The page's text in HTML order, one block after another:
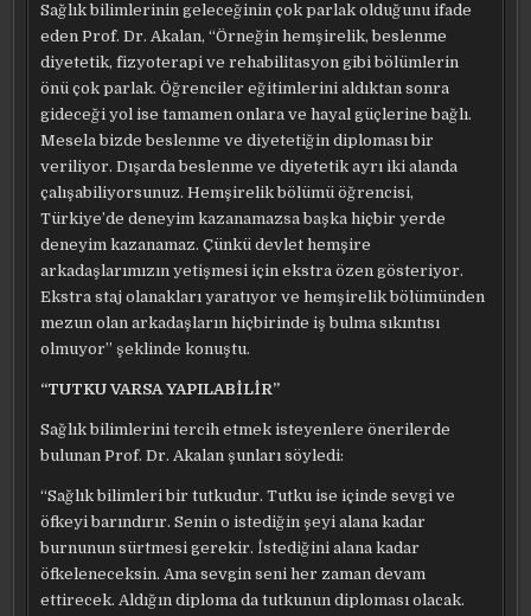
Sağlık bilimlerinin geleceğinin çok parlak olduğunu ifade
eden Prof. Dr. Akalan, “Örneğin hemşirelik, beslenme
diyetetik, fizyoterapi ve rehabilitasyon gibi bölümlerin
önü çok parlak. Öğrenciler eğitimlerini aldıktan sonra
gideceği yol ise tamamen onlara ve hayal güçlerine bağlı.
Mesela bizde beslenme ve diyetetiğin diploması bir
veriliyor. Dışarda beslenme ve diyetetik ayrı iki alanda
çalışabiliyorsunuz. Hemşirelik bölümü öğrencisi,
Türkiye’de deneyim kazanamazsa başka hiçbir yerde
deneyim kazanamaz. Çünkü devlet hemşire
arkadaşlarımızın yetişmesi için ekstra özen gösteriyor.
Ekstra staj olanakları yaratıyor ve hemşirelik bölümünden
mezun olan arkadaşların hiçbirinde iş bulma sıkıntısı
olmuyor” şeklinde konuştu.
“TUTKU VARSA YAPILABİLİR”
Sağlık bilimlerini tercih etmek isteyenlere önerilerde
bulunan Prof. Dr. Akalan şunları söyledi:
“Sağlık bilimleri bir tutkudur. Tutku ise içinde sevgi ve
öfkeyi barındırır. Senin o istediğin şeyi alana kadar
burnunun sürtmesi gerekir. İstediğini alana kadar
öfkeleneceksin. Ama sevgin seni her zaman devam
ettirecek. Aldığın diploma da tutkunun diploması olacak.